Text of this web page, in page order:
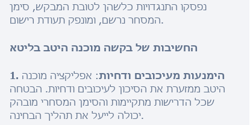
נפסקו התנגדויות כלשהן לטובת המבקש, סימן
המסחר נרשם, ומונפק תעודת רישום.
החשיבות של בקשה מוכנה היטב בליטא
1. הימנעות מעיכובים ודחיות: אפליקציה מוכנה
היטב ממזערת את הסיכון לעיכובים ודחיות. הבטחה
שכל הדרישות מתקיימות והסימן המסחרי מובהק
יכולה לייעל את תהליך הבחינה.